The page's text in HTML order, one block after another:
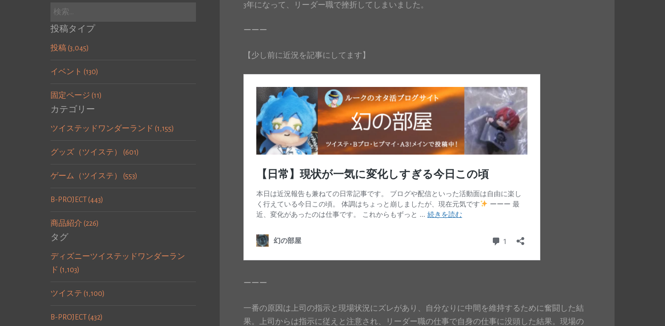
検
投稿タイプ
投稿 (3,045)
イベント (130)
固定ページ (11)
カテゴリー
ツイステッドワンダーランド (1,155)
グッズ（ツイステ） (601)
ゲーム（ツイステ） (553)
B-PROJECT (443)
商品紹介 (226)
タグ
ディズニーツイステッドワンダーラン
ド (1,103)
ツイステ (1,100)
B-PROJECT (432)
3年になって、リーダー職で挫折してしまいました。
ーーー
【少し前に近況を記事にしてます】
ーーー
一番の原因は上司の指示と現場状況にズレがあり、自分なりに中間を維持するために奮闘した結
果。上司からは指示に従えと注意され、リーダー職の仕事で自身の仕事に没頭した結果。現場の